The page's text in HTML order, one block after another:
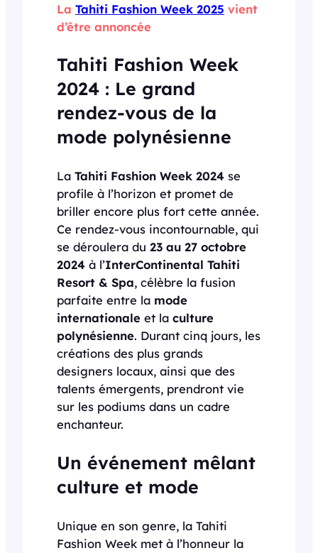
La Tahiti Fashion Week 2025 vient
d’être annoncée
Tahiti Fashion Week
2024 : Le grand
rendez-vous de la
mode polynésienne
La Tahiti Fashion Week 2024 se
profile à l’horizon et promet de
briller encore plus fort cette année.
Ce rendez-vous incontournable, qui
se déroulera du 23 au 27 octobre
2024 à l’InterContinental Tahiti
Resort & Spa, célèbre la fusion
parfaite entre la mode
internationale et la culture
polynésienne. Durant cinq jours, les
créations des plus grands
designers locaux, ainsi que des
talents émergents, prendront vie
sur les podiums dans un cadre
enchanteur.
Un événement mêlant
culture et mode
Unique en son genre, la Tahiti
Fashion Week met à l’honneur la